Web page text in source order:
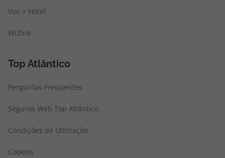
Voo + Hotel
WiZink
Top Atlântico
Perguntas Frequentes
Seguros Web Top Atlântico
Condições de Utilização
Cookies